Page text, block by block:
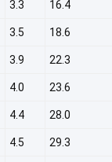
3.3 16.4
3.5 18.6
3.9 22.3
4.0 23.6
4.4 28.0
4.5 29.3